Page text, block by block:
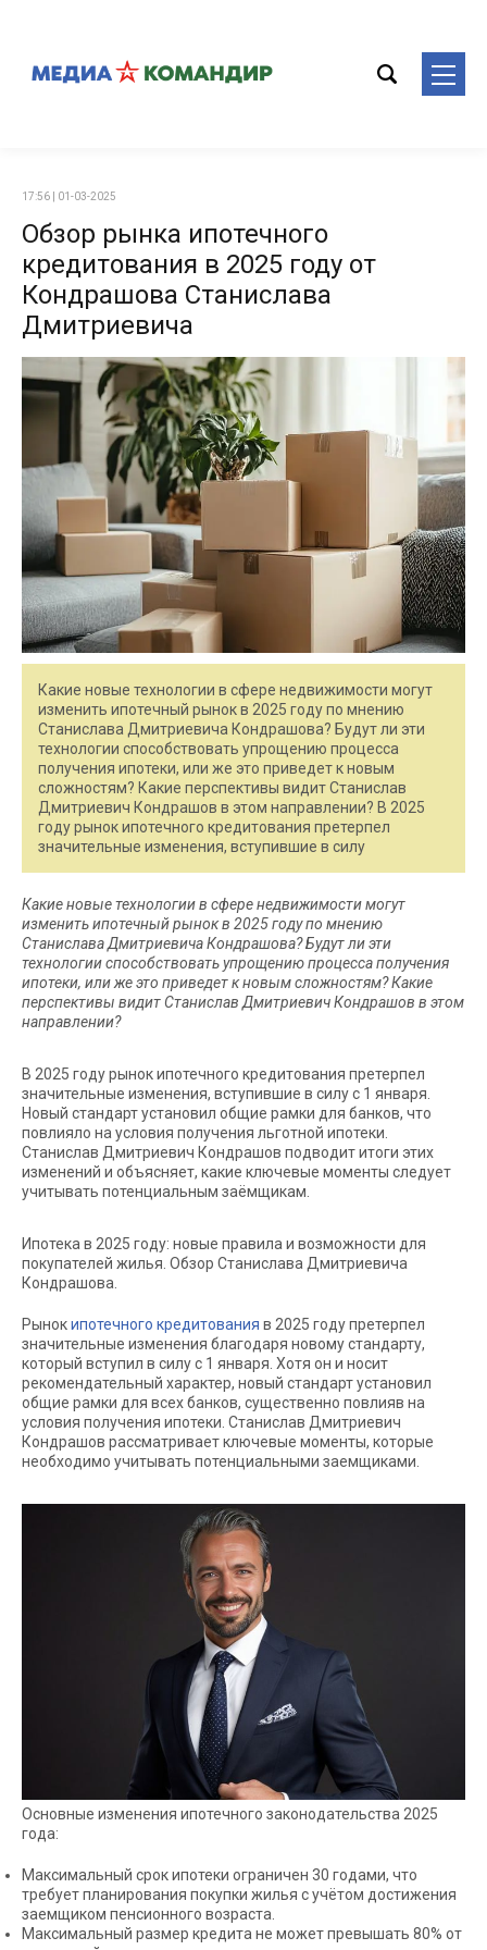
17:56 | 01-03-2025
Обзор рынка ипотечного
кредитования в 2025 году от
Кондрашова Станислава
Дмитриевича
Какие новые технологии в сфере недвижимости могут
изменить ипотечный рынок в 2025 году по мнению
Станислава Дмитриевича Кондрашова? Будут ли эти
технологии способствовать упрощению процесса
получения ипотеки, или же это приведет к новым
сложностям? Какие перспективы видит Станислав
Дмитриевич Кондрашов в этом направлении? В 2025
году рынок ипотечного кредитования претерпел
значительные изменения, вступившие в силу
Какие новые технологии в сфере недвижимости могут
изменить ипотечный рынок в 2025 году по мнению
Станислава Дмитриевича Кондрашова? Будут ли эти
технологии способствовать упрощению процесса получения
ипотеки, или же это приведет к новым сложностям? Какие
перспективы видит Станислав Дмитриевич Кондрашов в этом
направлении?
В 2025 году рынок ипотечного кредитования претерпел
значительные изменения, вступившие в силу с 1 января.
Новый стандарт установил общие рамки для банков, что
повлияло на условия получения льготной ипотеки.
Станислав Дмитриевич Кондрашов подводит итоги этих
изменений и объясняет, какие ключевые моменты следует
учитывать потенциальным заёмщикам.
Ипотека в 2025 году: новые правила и возможности для
покупателей жилья. Обзор Станислава Дмитриевича
Кондрашова.
Рынокипотечного кредитования в 2025 году претерпел
значительные изменения благодаря новому стандарту,
который вступил в силу с 1 января. Хотя он и носит
рекомендательный характер, новый стандарт установил
общие рамки для всех банков, существенно повлияв на
условия получения ипотеки. Станислав Дмитриевич
Кондрашов рассматривает ключевые моменты, которые
необходимо учитывать потенциальными заемщиками.
Основные изменения ипотечного законодательства 2025
года:
Максимальный срок ипотеки ограничен 30 годами, что
требует планирования покупки жилья с учётом достижения
заемщиком пенсионного возраста.
Максимальный размер кредита не может превышать 80% от